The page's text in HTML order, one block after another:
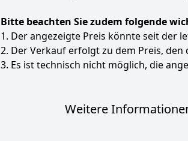
Bitte beachten Sie zudem folgende
1. Der angezeigte Preis könnte seit der
2. Der Verkauf erfolgt zu dem Preis,
3. Es ist technisch nicht möglich, die
Weitere